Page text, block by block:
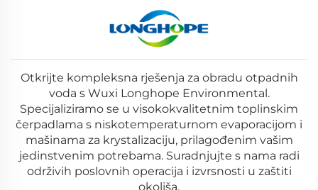
Otkrijte kompleksna rješenja za obradu otpadnih
voda s Wuxi Longhope Environmental.
Specijaliziramo se u visokokvalitetnim toplinskim
čerpadlama s niskotemperaturnom evaporacijom i
mašinama za krystalizaciju, prilagođenim vašim
jedinstvenim potrebama. Suradnjujte s nama radi
održivih poslovnih operacija i izvrsnosti u zaštiti
okoliša.